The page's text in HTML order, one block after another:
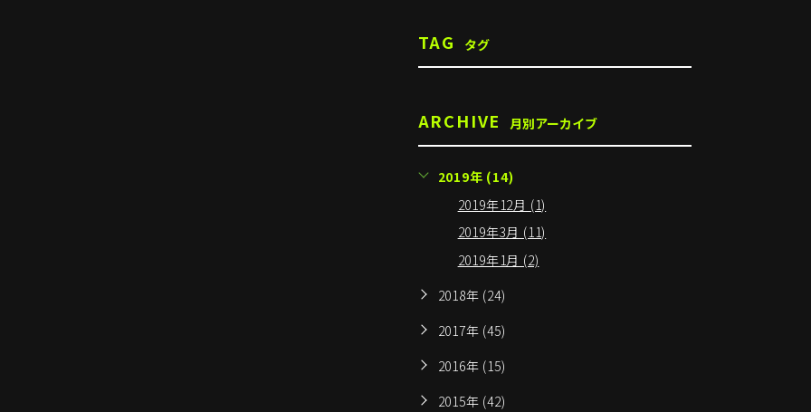
TAG タグ
ARCHIVE 月別アーカイブ
2019年 (14)
2019年12月 (1)
2019年3月 (11)
2019年1月 (2)
2018年 (24)
2017年 (45)
2016年 (15)
2015年 (42)